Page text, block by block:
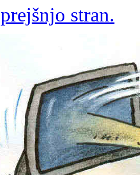
prejšnjo stran.